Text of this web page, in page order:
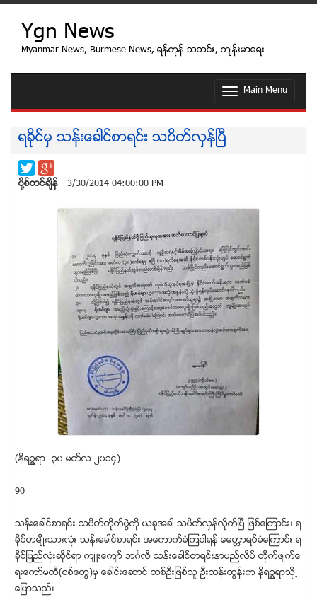
Ygn News
Myanmar News, Burmese News, ရန္ကုန္ သတင္း, က်န္းမာေရး
T
g
e
i
Main Menu
ရခိုင္မွ သန္းေခါင္စာရင္း သပိတ္လွန္ျပီ
ပုိ႔စ္တင္ခ်ိန္ - 3/30/2014 04:00:00 PM
(နိရဥၥရာ- ၃၀ မတ္လ ၂၀၁၄)
90
သန္းေခါင္စာရင္း သပိတ္တိုက္ပြဲကို ယခုအခါ သပိတ္လွန္လိုက္ျပီ ျဖစ္ေၾကာင္း၊ ရ
ခိုင္တမ်ိဳးသားလံုး သန္းေခါင္စာရင္း အေကာက္ခံၾကပါရန္ ေမတၱာရပ္ခံေၾကာင္း ရ
ခုိင္ျပည္လုံးဆုိင္ရာ က်ဴးေက်ာ္ ဘဂၤလီ သန္းေခါင္စာရင္းနာမည္လိမ္ တုိက္ဖ်က္ေ
ရးေကာ္မတီ(စစ္ေတြ)မွ ေခါင္းေဆာင္ တစ္ဦးျဖစ္သူ ဦးသန္းထြန္းက နိရဥၥရာသို႕
ေျပာသည္။